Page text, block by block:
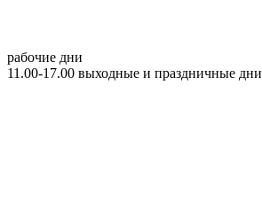
рабочие дни
11.00-17.00 выходные и праздничные дни